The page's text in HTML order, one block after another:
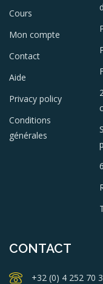
Cours
Mon compte
Contact
Aide
Privacy policy
Conditions
générales
CONTACT
+32 (0) 4 252 70